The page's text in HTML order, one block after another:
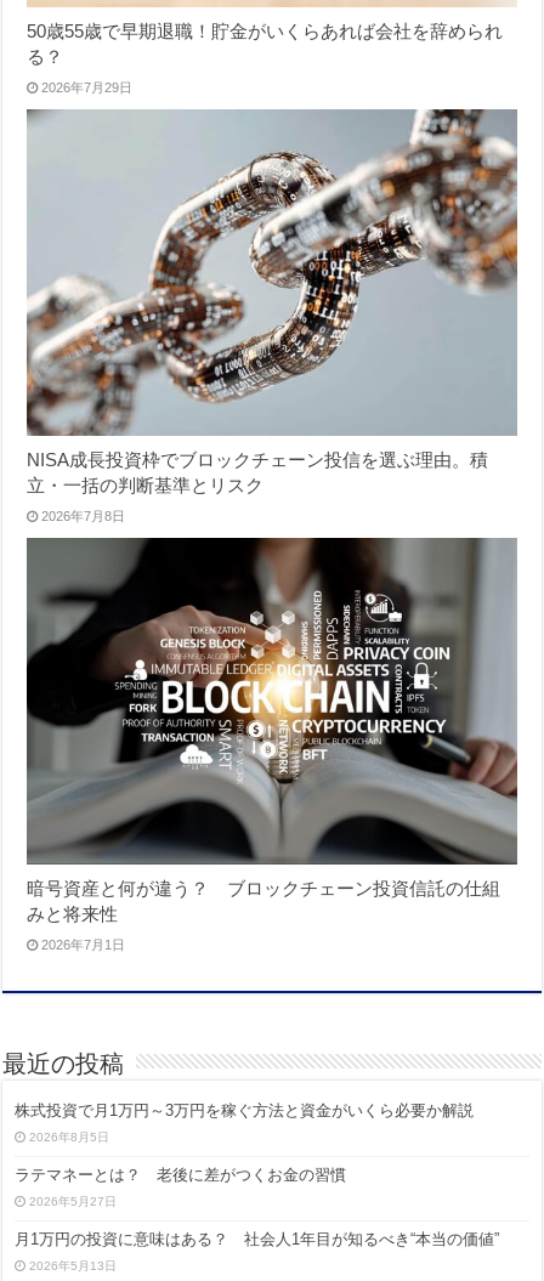
50歳55歳で早期退職！貯金がいくらあれば会社を辞められ
る？
2026年7月29日
NISA成長投資枠でブロックチェーン投信を選ぶ理由。積
立・一括の判断基準とリスク
2026年7月8日
暗号資産と何が違う？ ブロックチェーン投資信託の仕組
みと将来性
2026年7月1日
最近の投稿
株式投資で月1万円～3万円を稼ぐ方法と資金がいくら必要か解説
2026年8月5日
ラテマネーとは？ 老後に差がつくお金の習慣
2026年5月27日
月1万円の投資に意味はある？ 社会人1年目が知るべき“本当の価値”
2026年5月13日